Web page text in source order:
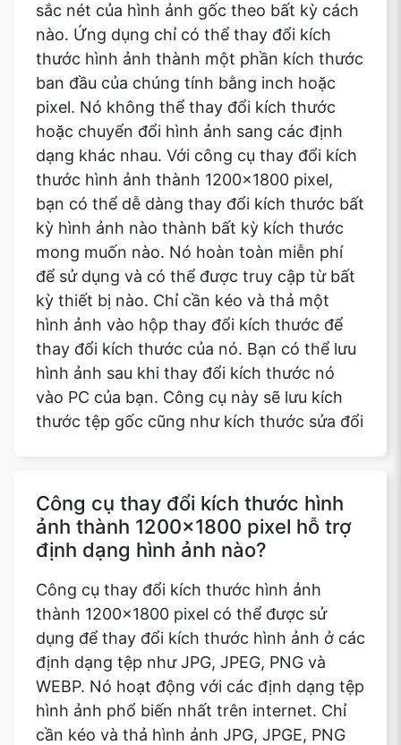
sắc nét của hình ảnh gốc theo bất kỳ cách
nào. Ứng dụng chỉ có thể thay đổi kích
thước hình ảnh thành một phần kích thước
ban đầu của chúng tính bằng inch hoặc
pixel. Nó không thể thay đổi kích thước
hoặc chuyển đổi hình ảnh sang các định
dạng khác nhau. Với công cụ thay đổi kích
thước hình ảnh thành 1200x1800 pixel,
bạn có thể dễ dàng thay đổi kích thước bất
kỳ hình ảnh nào thành bất kỳ kích thước
mong muốn nào. Nó hoàn toàn miễn phí
để sử dụng và có thể được truy cập từ bất
kỳ thiết bị nào. Chỉ cần kéo và thả một
hình ảnh vào hộp thay đổi kích thước để
thay đổi kích thước của nó. Bạn có thể lưu
hình ảnh sau khi thay đổi kích thước nó
vào PC của bạn. Công cụ này sẽ lưu kích
thước tệp gốc cũng như kích thước sửa đổi
Công cụ thay đổi kích thước hình
ảnh thành 1200x1800 pixel hỗ trợ
định dạng hình ảnh nào?
Công cụ thay đổi kích thước hình ảnh
thành 1200x1800 pixel có thể được sử
dụng để thay đổi kích thước hình ảnh ở các
định dạng tệp như JPG, JPEG, PNG và
WEBP. Nó hoạt động với các định dạng tệp
hình ảnh phổ biến nhất trên internet. Chỉ
cần kéo và thả hình ảnh JPG, JPGE, PNG